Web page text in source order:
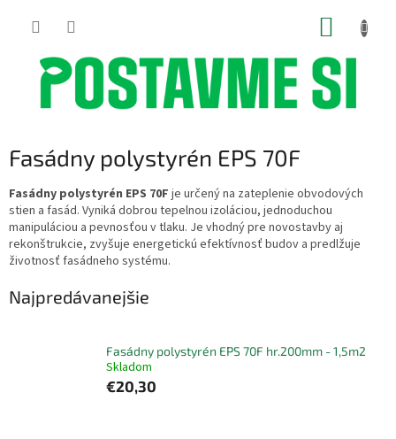
Fasádny polystyrén EPS 70F
Fasádny polystyrén EPS 70F je určený na zateplenie obvodových
stien a fasád. Vyniká dobrou tepelnou izoláciou, jednoduchou
manipuláciou a pevnosťou v tlaku. Je vhodný pre novostavby aj
rekonštrukcie, zvyšuje energetickú efektívnosť budov a predlžuje
životnosť fasádneho systému.
Najpredávanejšie
Fasádny polystyrén EPS 70F hr.200mm - 1,5m2
Skladom
€20,30